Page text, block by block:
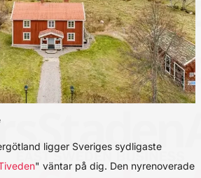
ligger Sveriges sydligaste
" väntar på dig. Den nyrenoverade